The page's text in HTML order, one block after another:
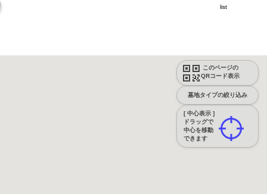
このページの
QRコード表示
墓地タイプの絞り込み
[ 中心表示 ]
ドラッグで
中心を移動
できます
list